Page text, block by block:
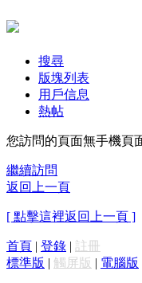
搜尋
版塊列表
用戶信息
熱帖
您訪問的頁面無手機頁
繼續訪問
返回上一頁
[ 點擊這裡返回上一頁 ]
首頁 | 登錄 | 註冊
標準版 | 觸屏版 | 電腦版